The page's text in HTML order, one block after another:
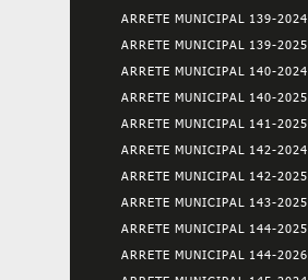
ARRETE MUNICIPAL 139-2024
ARRETE MUNICIPAL 139-2025
ARRETE MUNICIPAL 140-2024
ARRETE MUNICIPAL 140-2025
ARRETE MUNICIPAL 141-2025
ARRETE MUNICIPAL 142-2024
ARRETE MUNICIPAL 142-2025
ARRETE MUNICIPAL 143-2025
ARRETE MUNICIPAL 144-2025
ARRETE MUNICIPAL 144-2026